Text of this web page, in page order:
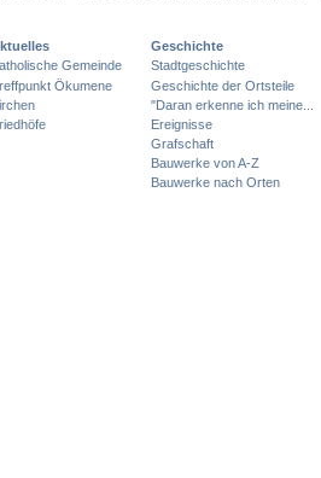
Gemeinde
Ökumene
Geschichte
Stadtgeschichte
Geschichte der Ortsteile
"Daran erkenne ich meine...
Ereignisse
Grafschaft
Bauwerke von A-Z
Bauwerke nach Orten